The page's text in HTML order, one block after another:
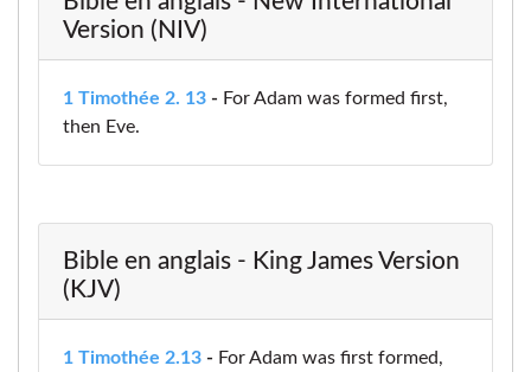
Version (NIV)
1 Timothée 2. 13 - For Adam was formed first,
then Eve.
Bible en anglais - King James Version
(KJV)
1 Timothée 2.13 - For Adam was first formed,